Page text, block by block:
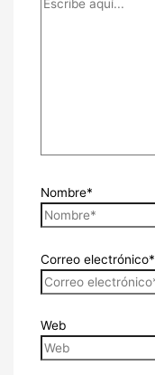
Nombre*
Correo electrónico*
Web